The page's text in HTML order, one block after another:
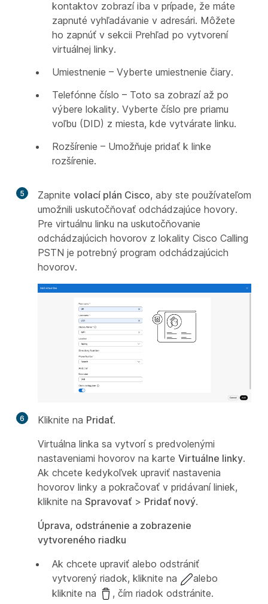
kontaktov zobrazí iba v prípade, že máte
zapnuté vyhľadávanie v adresári. Môžete
ho zapnúť v sekcii Prehľad po vytvorení
virtuálnej linky.
Umiestnenie – Vyberte umiestnenie čiary.
Telefónne číslo – Toto sa zobrazí až po
výbere lokality. Vyberte číslo pre priamu
voľbu (DID) z miesta, kde vytvárate linku.
Rozšírenie – Umožňuje pridať k linke
rozšírenie.
5 Zapnite volací plán Cisco, aby ste používateľom
umožnili uskutočňovať odchádzajúce hovory.
Pre virtuálnu linku na uskutočňovanie
odchádzajúcich hovorov z lokality Cisco Calling
PSTN je potrebný program odchádzajúcich
hovorov.
6 Kliknite na Pridať.
Virtuálna linka sa vytvorí s predvolenými
nastaveniami hovorov na karte Virtuálne linky.
Ak chcete kedykoľvek upraviť nastavenia
hovorov linky a pokračovať v pridávaní liniek,
kliknite na Spravovať > Pridať nový.
Úprava, odstránenie a zobrazenie
vytvoreného riadku
Ak chcete upraviť alebo odstrániť
vytvorený riadok, kliknite na
alebo
kliknite na
, čím riadok odstránite.